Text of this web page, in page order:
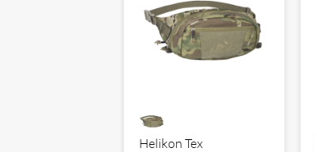
Helikon Tex